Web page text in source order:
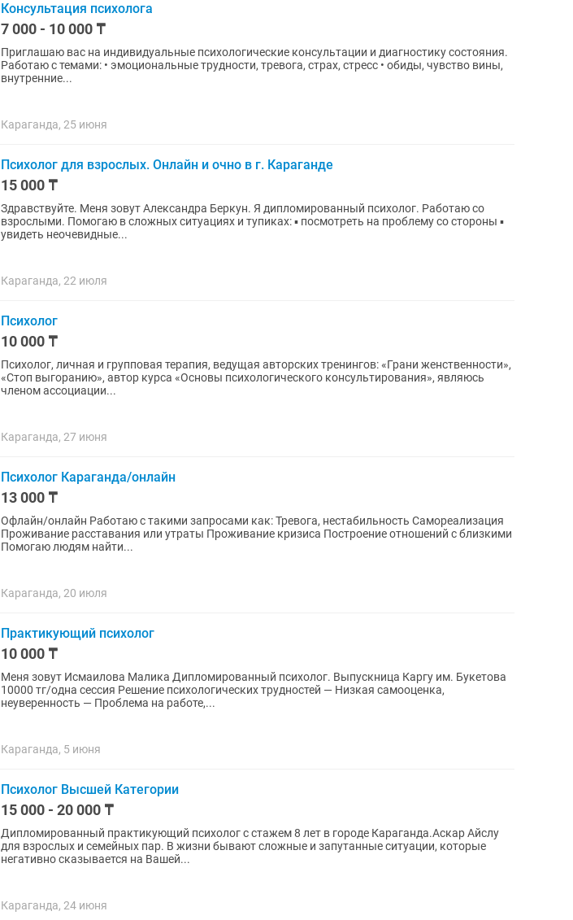
Консультация психолога
7 000 - 10 000 ₸
Приглашаю вас на индивидуальные психологические консультации и диагностику состояния.
Работаю с темами: • эмоциональные трудности, тревога, страх, стресс • обиды, чувство вины,
внутренние...
Караганда, 25 июня
Психолог для взрослых. Онлайн и очно в г. Караганде
15 000 ₸
Здравствуйте. Меня зовут Александра Беркун. Я дипломированный психолог. Работаю со
взрослыми. Помогаю в сложных ситуациях и тупиках: ▪️ посмотреть на проблему со стороны ▪️
увидеть неочевидные...
Караганда, 22 июля
Психолог
10 000 ₸
Психолог, личная и групповая терапия, ведущая авторских тренингов: «Грани женственности»,
«Стоп выгоранию», автор курса «Основы психологического консультирования», являюсь
членом ассоциации...
Караганда, 27 июня
Психолог Караганда/онлайн
13 000 ₸
Офлайн/онлайн Работаю с такими запросами как: Тревога, нестабильность Самореализация
Проживание расставания или утраты Проживание кризиса Построение отношений с близкими
Помогаю людям найти...
Караганда, 20 июля
Практикующий психолог
10 000 ₸
Меня зовут Исмаилова Малика Дипломированный психолог. Выпускница Каргу им. Букетова
10000 тг/одна сессия Решение психологических трудностей — Низкая самооценка,
неуверенность — Проблема на работе,...
Караганда, 5 июня
Психолог Высшей Категории
15 000 - 20 000 ₸
Дипломированный практикующий психолог с стажем 8 лет в городе Караганда.Аскар Айслу
для взрослых и семейных пар. В жизни бывают сложные и запутанные ситуации, которые
негативно сказывается на Вашей...
Караганда, 24 июня